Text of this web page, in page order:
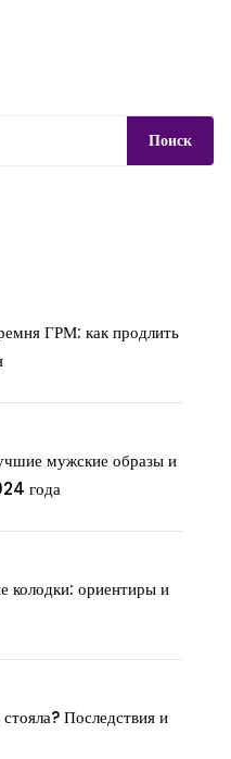
ГРМ: как продлить
мужские образы и
года
колодки: ориентиры и
Последствия и